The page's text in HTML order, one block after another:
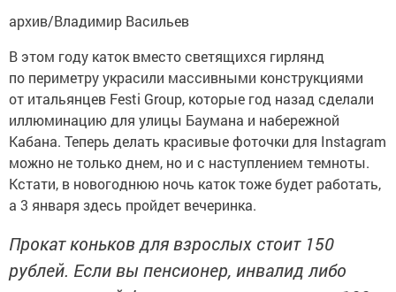
архив/Владимир Васильев
В этом году каток вместо светящихся гирлянд
по периметру украсили массивными конструкциями
от итальянцев Festi Group, которые год назад сделали
иллюминацию для улицы Баумана и набережной
Кабана. Теперь делать красивые фоточки для Instagram
можно не только днем, но и с наступлением темноты.
Кстати, в новогоднюю ночь каток тоже будет работать,
а 3 января здесь пройдет вечеринка.
Прокат коньков для взрослых стоит 150
рублей. Если вы пенсионер, инвалид либо